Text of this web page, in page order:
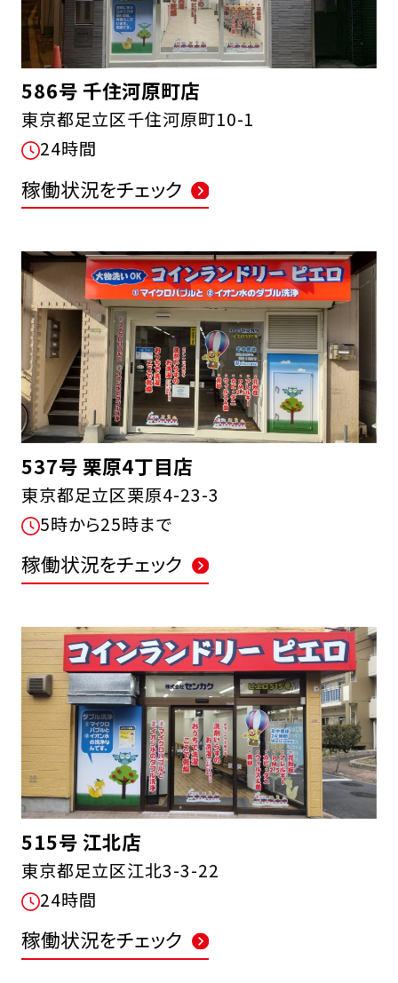
586号 千住河原町店
東京都足立区千住河原町10-1
24時間
稼働状況をチェック
537号 栗原4丁目店
東京都足立区栗原4-23-3
5時から25時まで
稼働状況をチェック
515号 江北店
東京都足立区江北3-3-22
24時間
稼働状況をチェック